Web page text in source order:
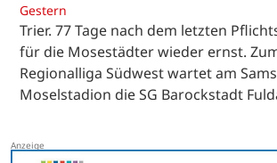
Gestern
Trier. 77 Tage nach dem letzten
für die Mosestädter wieder ernst.
Regionalliga Südwest wartet am
Moselstadion die SG Barockstadt